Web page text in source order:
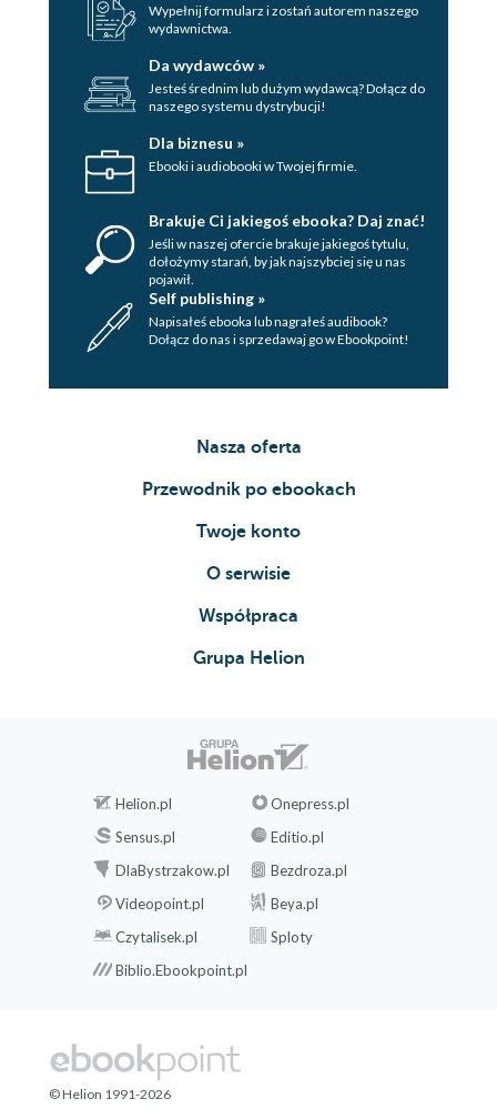
Wypełnij formularz i zostań autorem naszego
wydawnictwa.
Da wydawców »
Jesteś średnim lub dużym wydawcą? Dołącz do
naszego systemu dystrybucji!
Dla biznesu »
Ebooki i audiobooki w Twojej firmie.
Brakuje Ci jakiegoś ebooka? Daj znać!
Jeśli w naszej ofercie brakuje jakiegoś tytulu,
dołożymy starań, by jak najszybciej się u nas
pojawił.
Self publishing »
Napisałeś ebooka lub nagrałeś audibook?
Dołącz do nas i sprzedawaj go w Ebookpoint!
Nasza oferta
Przewodnik po ebookach
Twoje konto
O serwisie
Współpraca
Grupa Helion
Helion.pl
Onepress.pl
Sensus.pl
Editio.pl
DlaBystrzakow.pl
Bezdroza.pl
Videopoint.pl
Beya.pl
Czytalisek.pl
Sploty
Biblio.Ebookpoint.pl
© Helion 1991-2026